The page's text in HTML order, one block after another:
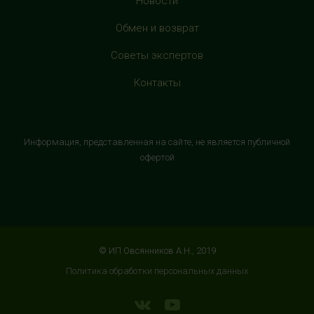
HealthStore в ТРЦ "Витте Молл"
магазином "М.Видео"
Домодедово
HealthStore в ТРЦ "АУРА"
г. Ярославль, ул. Победы, 41, цокольный этаж, напротив
Обмен и возврат
Советы экспертов
Контакты
Информация, представленная на сайте, не является публичной
офертой
© ИП Овсянников А.Н., 2019
Политика обработки персональных данных